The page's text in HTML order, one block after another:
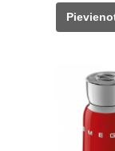
was:
212,00 €.